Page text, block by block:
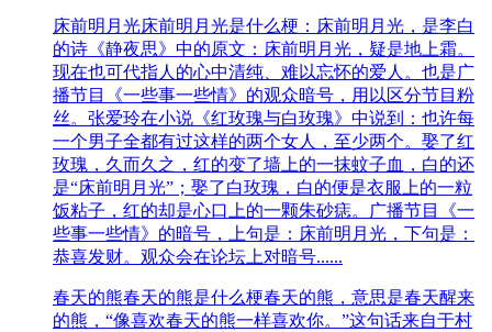
床前明月光床前明月光是什么梗：床前明月光，是李白
的诗《静夜思》中的原文：床前明月光，疑是地上霜。
现在也可代指人的心中清纯、难以忘怀的爱人。也是广
播节目《一些事一些情》的观众暗号，用以区分节目粉
丝。张爱玲在小说《红玫瑰与白玫瑰》中说到：也许每
一个男子全都有过这样的两个女人，至少两个。娶了红
玫瑰，久而久之，红的变了墙上的一抹蚊子血，白的还
是“床前明月光”；娶了白玫瑰，白的便是衣服上的一粒
饭粘子，红的却是心口上的一颗朱砂痣。广播节目《一
些事一些情》的暗号，上句是：床前明月光，下句是：
恭喜发财。观众会在论坛上对暗号......
春天的熊春天的熊是什么梗春天的熊，意思是春天醒来
的熊，“像喜欢春天的熊一样喜欢你。”这句话来自于村